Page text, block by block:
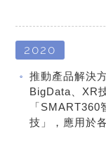
2020
推動產品解決
BigData、XR
「
技」，應用於